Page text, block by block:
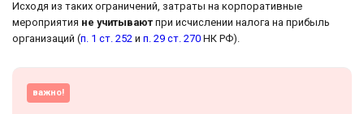
Исходя из таких ограничений, затраты на корпоративные
мероприятия не учитывают при исчислении налога на прибыль
организаций (п. 1 ст. 252 и п. 29 ст. 270 НК РФ).
важно!